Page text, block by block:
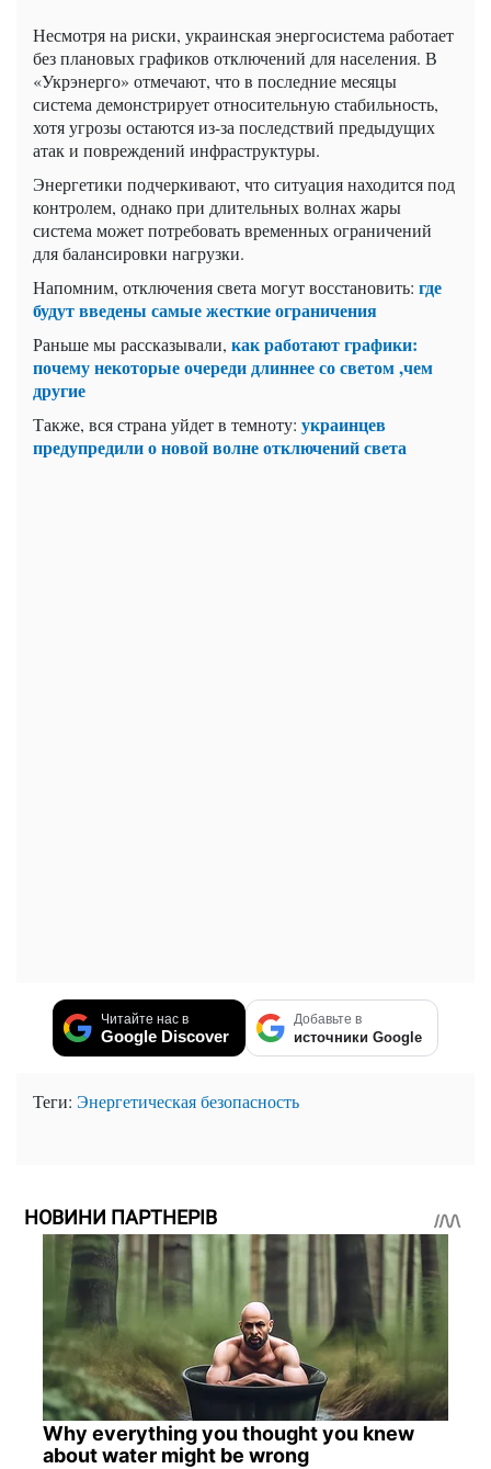
Несмотря на риски, украинская энергосистема работает
без плановых графиков отключений для населения. В
«Укрэнерго» отмечают, что в последние месяцы
система демонстрирует относительную стабильность,
хотя угрозы остаются из-за последствий предыдущих
атак и повреждений инфраструктуры.
Энергетики подчеркивают, что ситуация находится под
контролем, однако при длительных волнах жары
система может потребовать временных ограничений
для балансировки нагрузки.
Напомним, отключения света могут восстановить: где
будут введены самые жесткие ограничения
Раньше мы рассказывали, как работают графики:
почему некоторые очереди длиннее со светом ,чем
другие
Также, вся страна уйдет в темноту: украинцев
предупредили о новой волне отключений света
Читайте нас в
Google Discover
Добавьте в
источники Google
Теги: Энергетическая безопасность
НОВИНИ ПАРТНЕРІВ
Why everything you thought you knew
about water might be wrong